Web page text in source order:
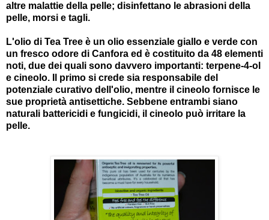
altre malattie della pelle; disinfettano le abrasioni della
pelle, morsi e tagli.
L'olio di Tea Tree è un olio essenziale giallo e verde con
un fresco odore di Canfora ed è costituito da 48 elementi
noti, due dei quali sono davvero importanti: terpene-4-ol
e cineolo. Il primo si crede sia responsabile del
potenziale curativo dell'olio, mentre il cineolo fornisce le
sue proprietà antisettiche. Sebbene entrambi siano
naturali battericidi e fungicidi, il cineolo può irritare la
pelle.